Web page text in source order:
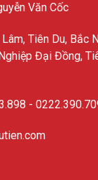
Văn Cốc
Tiên Du, Bắc
Đại Đồng,
-